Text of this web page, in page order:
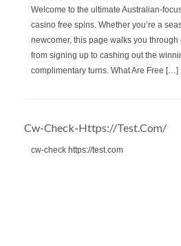
Welcome to the ultimate
casino free spins. Whether you’re a
newcomer, this page walks you
from signing up to cashing out the
complimentary turns. What Are Free […]
Cw-Check-Https://test.com/
cw-check https://test.com